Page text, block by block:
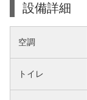
設備詳細
空調
トイレ